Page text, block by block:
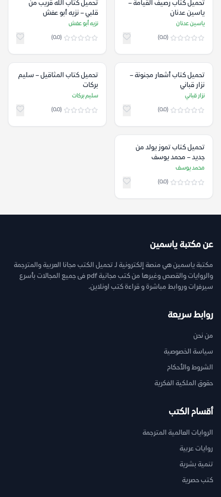
تحميل كتاب رصيف القيامة –
ياسين عدنان
ياسين عدنان
(0.0)
تحميل كتاب الله قريب من
قلبي – نزيه أبو عفش
نزيه أبو عفش
(0.0)
تحميل كتاب أشعار مجنونة –
نزار قباني
نزار قباني
(0.0)
تحميل كتاب المثاقيل – سليم
بركات
سليم بركات
(0.0)
تحميل كتاب تموز يولد من
جديد – محمد يوسف
محمد يوسف
(0.0)
عن مكتبة ياسمين
مكتبة ياسمين هي منصة إلكترونية لـ تحميل الكتب مجانا العربية والمترجمة
والروايات والقصص وغيرها من كتب مجانية pdf فى جميع المجالات بأسرع
سيرفرات وروابط مباشرة و قراءة كتب اونلاين.
روابط سريعة
من نحن
سياسة الخصوصية
الشروط والأحكام
حقوق الملكية الفكرية
أقسام الكتب
الروايات العالمية المترجمة
روايات عربية
تنمية بشرية
كتب حصرية